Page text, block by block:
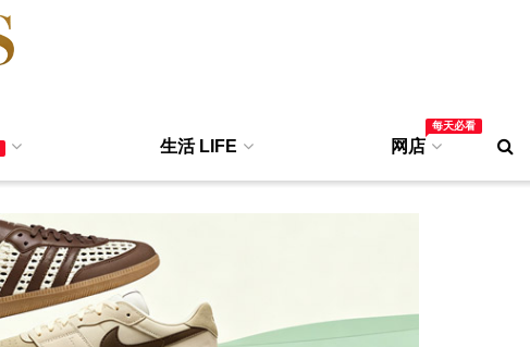
生活 LIFE 网店
每天必看